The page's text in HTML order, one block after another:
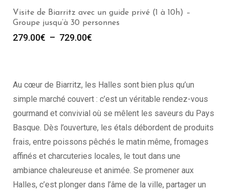
Visiter Biarritz avec un guide privé (2h) – Groupe de 1
à 30 personnes
3.00€
Au cœur de Biarritz, les Halles sont bien plus qu’un
simple marché couvert : c’est un véritable rendez-vous
gourmand et convivial où se mêlent les saveurs du Pays
Basque. Dès l’ouverture, les étals débordent de produits
frais, entre poissons pêchés le matin même, fromages
affinés et charcuteries locales, le tout dans une
ambiance chaleureuse et animée. Se promener aux
Halles, c’est plonger dans l’âme de la ville, partager un